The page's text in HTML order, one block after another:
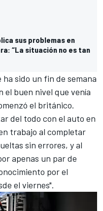
sus problemas en
“La situación no es tan
sido un fin de semana
el buen nivel que venía
el británico.
del todo con el auto en
trabajo al completar
sin errores, y al
apenas un par de
por el
el viernes".